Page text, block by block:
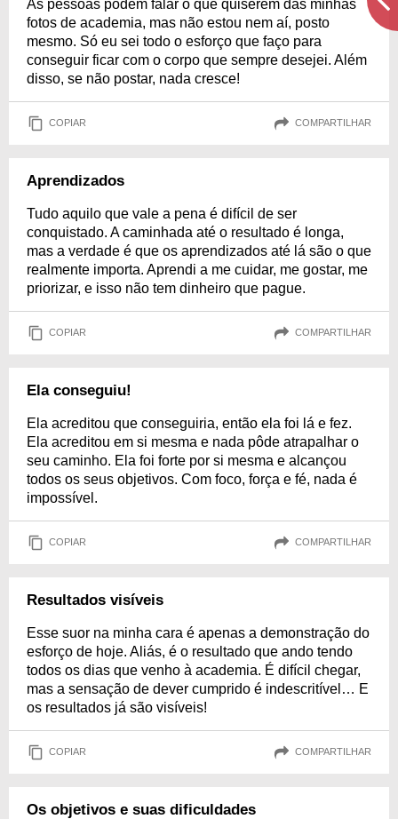
As pessoas podem falar o que quiserem das minhas
fotos de academia, mas não estou nem aí, posto
mesmo. Só eu sei todo o esforço que faço para
conseguir ficar com o corpo que sempre desejei. Além
disso, se não postar, nada cresce!
COPIAR COMPARTILHAR
Aprendizados
Tudo aquilo que vale a pena é difícil de ser
conquistado. A caminhada até o resultado é longa,
mas a verdade é que os aprendizados até lá são o que
realmente importa. Aprendi a me cuidar, me gostar, me
priorizar, e isso não tem dinheiro que pague.
COPIAR COMPARTILHAR
Ela conseguiu!
Ela acreditou que conseguiria, então ela foi lá e fez.
Ela acreditou em si mesma e nada pôde atrapalhar o
seu caminho. Ela foi forte por si mesma e alcançou
todos os seus objetivos. Com foco, força e fé, nada é
impossível.
COPIAR COMPARTILHAR
Resultados visíveis
Esse suor na minha cara é apenas a demonstração do
esforço de hoje. Aliás, é o resultado que ando tendo
todos os dias que venho à academia. É difícil chegar,
mas a sensação de dever cumprido é indescritível… E
os resultados já são visíveis!
COPIAR COMPARTILHAR
Os objetivos e suas dificuldades